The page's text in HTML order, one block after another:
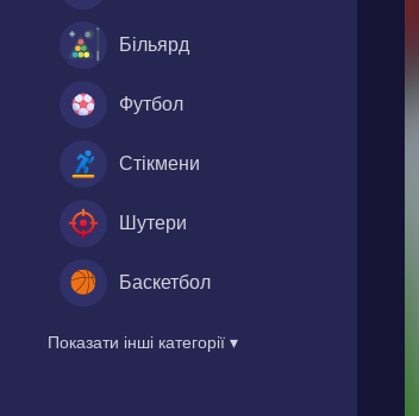
Більярд
Футбол
Стікмени
Шутери
Баскетбол
Показати інші категорії ▾